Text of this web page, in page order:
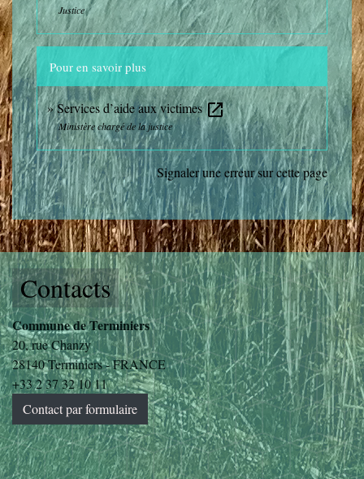
Justice
Pour en savoir plus
Services d’aide aux victimesopen_in_new
Ministère chargé de la justice
Signaler une erreur sur cette page
Contacts
Commune de Terminiers
20, rue Chanzy
28140 Terminiers - FRANCE
+33 2 37 32 10 11
Contact par formulaire